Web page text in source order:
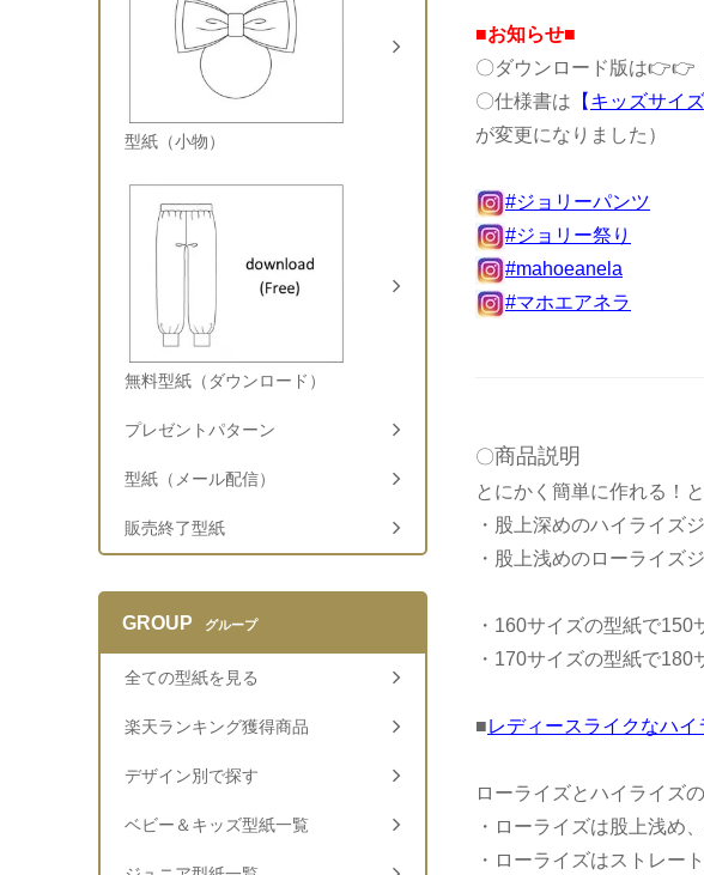
■お知らせ■
〇ダウンロード版は👉👉
〇仕様書は 【 キッズサイズ
が変更になりました）
#ジョリーパンツ
#ジョリー祭り
#mahoeanela
#マホエアネラ
〇商品説明
とにかく簡単に作れる！
・股上深めのハイライズ
・股上浅めのローライズ
・160サイズの型紙で150
・170サイズの型紙で180
■レディースライクなハイ
ローライズとハイライズ
・ローライズは股上浅め
・ローライズはストレー
型紙（小物）
無料型紙（ダウンロード）
プレゼントパターン
型紙（メール配信）
販売終了型紙
GROUP グループ
全ての型紙を見る
楽天ランキング獲得商品
デザイン別で探す
ベビー＆キッズ型紙一覧